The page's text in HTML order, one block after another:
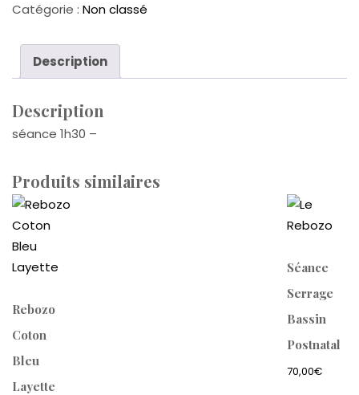
Catégorie : Non classé
Description
Description
séance 1h30 –
Produits similaires
Rebozo
Coton
Bleu
Layette
Séance
Serrage
Bassin
Postnatal
70,00€